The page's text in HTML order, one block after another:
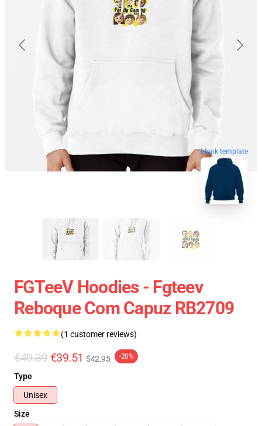
blank template
FGTeeV Hoodies - Fgteev
Reboque Com Capuz RB2709
(1 customer reviews)
€49.39 €39.51 $42.95 -20%
Type
Unisex
Size